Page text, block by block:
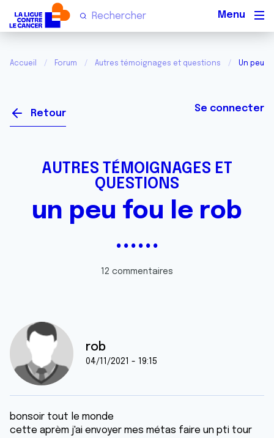
Accueil Forum Autres témoignages et questions Un peu
Retour Se connecter
AUTRES TÉMOIGNAGES ET
QUESTIONS
un peu fou le rob
......
12 commentaires
rob
04/11/2021 - 19:15
bonsoir tout le monde
cette aprèm j'ai envoyer mes métas faire un pti tour